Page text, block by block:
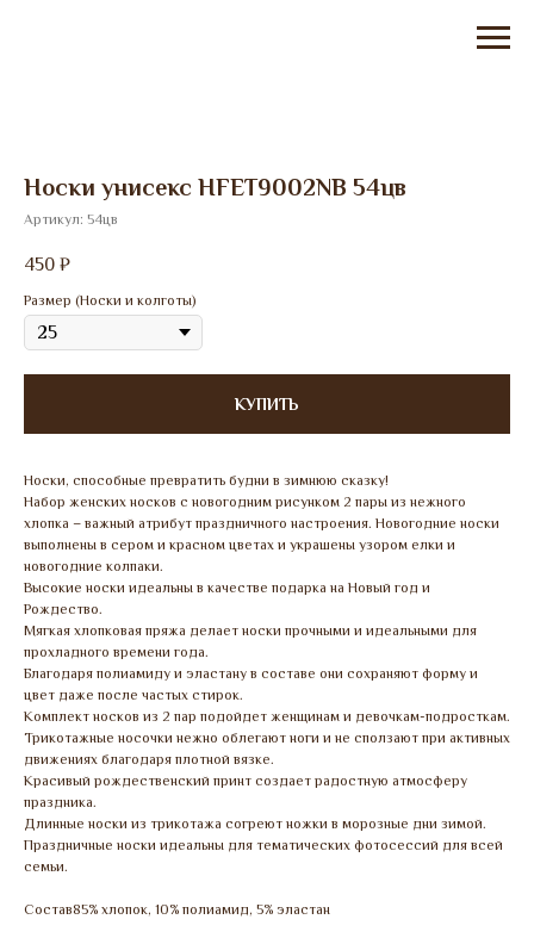
Носки унисекс HFET9002NB 54цв
Артикул: 54цв
450 ₽
Размер (Носки и колготы)
КУПИТЬ
Носки, способные превратить будни в зимнюю сказку!
Набор женских носков с новогодним рисунком 2 пары из нежного
хлопка – важный атрибут праздничного настроения. Новогодние носки
выполнены в сером и красном цветах и украшены узором елки и
новогодние колпаки.
Высокие носки идеальны в качестве подарка на Новый год и
Рождество.
Мягкая хлопковая пряжа делает носки прочными и идеальными для
прохладного времени года.
Благодаря полиамиду и эластану в составе они сохраняют форму и
цвет даже после частых стирок.
Комплект носков из 2 пар подойдет женщинам и девочкам-подросткам.
Трикотажные носочки нежно облегают ноги и не сползают при активных
движениях благодаря плотной вязке.
Красивый рождественский принт создает радостную атмосферу
праздника.
Длинные носки из трикотажа согреют ножки в морозные дни зимой.
Праздничные носки идеальны для тематических фотосессий для всей
семьи.
Состав85% хлопок, 10% полиамид, 5% эластан